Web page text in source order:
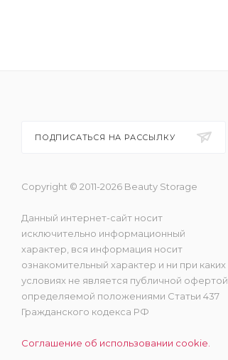
ПОДПИСАТЬСЯ НА РАССЫЛКУ
Copyright © 2011-2026 Beauty Storage
Данный интернет-сайт носит
исключительно информационный
характер, вся информация носит
ознакомительный характер и ни при каких
условиях не является публичной офертой,
определяемой положениями Статьи 437
Гражданского кодекса РФ
Соглашение об использовании cookie.